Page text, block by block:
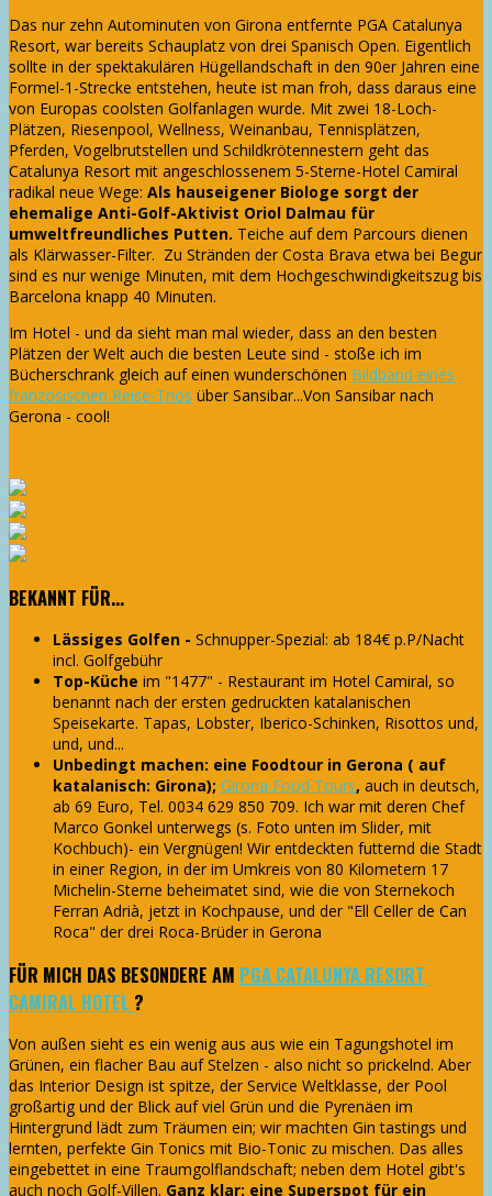
Das nur zehn Autominuten von Girona entfernte PGA Catalunya
Resort, war bereits Schauplatz von drei Spanisch Open. Eigentlich
sollte in der spektakulären Hügellandschaft in den 90er Jahren eine
Formel-1-Strecke entstehen, heute ist man froh, dass daraus eine
von Europas coolsten Golfanlagen wurde. Mit zwei 18-Loch-
Plätzen, Riesenpool, Wellness, Weinanbau, Tennisplätzen,
Pferden, Vogelbrutstellen und Schildkrötennestern geht das
Catalunya Resort mit angeschlossenem 5-Sterne-Hotel Camiral
radikal neue Wege: Als hauseigener Biologe sorgt der
ehemalige Anti-Golf-Aktivist Oriol Dalmau für
umweltfreundliches Putten. Teiche auf dem Parcours dienen
als Klärwasser-Filter. Zu Stränden der Costa Brava etwa bei Begur
sind es nur wenige Minuten, mit dem Hochgeschwindigkeitszug bis
Barcelona knapp 40 Minuten.
Im Hotel - und da sieht man mal wieder, dass an den besten
Plätzen der Welt auch die besten Leute sind - stoße ich im
Bücherschrank gleich auf einen wunderschönen Bildband eines
französischen Reise-Trios über Sansibar...Von Sansibar nach
Gerona - cool!
BEKANNT FÜR...
Lässiges Golfen - Schnupper-Spezial: ab 184€ p.P/Nacht
incl. Golfgebühr
Top-Küche im "1477" - Restaurant im Hotel Camiral, so
benannt nach der ersten gedruckten katalanischen
Speisekarte. Tapas, Lobster, Iberico-Schinken, Risottos und,
und, und...
Unbedingt machen: eine Foodtour in Gerona ( auf
katalanisch: Girona); Girona Food Tours, auch in deutsch,
ab 69 Euro, Tel. 0034 629 850 709. Ich war mit deren Chef
Marco Gonkel unterwegs (s. Foto unten im Slider, mit
Kochbuch)- ein Vergnügen! Wir entdeckten futternd die Stadt
in einer Region, in der im Umkreis von 80 Kilometern 17
Michelin-Sterne beheimatet sind, wie die von Sternekoch
Ferran Adrià, jetzt in Kochpause, und der "Ell Celler de Can
Roca" der drei Roca-Brüder in Gerona
FÜR MICH DAS BESONDERE AM PGA CATALUNYA RESORT
CAMIRAL HOTEL ?
Von außen sieht es ein wenig aus aus wie ein Tagungshotel im
Grünen, ein flacher Bau auf Stelzen - also nicht so prickelnd. Aber
das Interior Design ist spitze, der Service Weltklasse, der Pool
großartig und der Blick auf viel Grün und die Pyrenäen im
Hintergrund lädt zum Träumen ein; wir machten Gin tastings und
lernten, perfekte Gin Tonics mit Bio-Tonic zu mischen. Das alles
eingebettet in eine Traumgolflandschaft; neben dem Hotel gibt's
auch noch Golf-Villen. Ganz klar: eine Superspot für ein